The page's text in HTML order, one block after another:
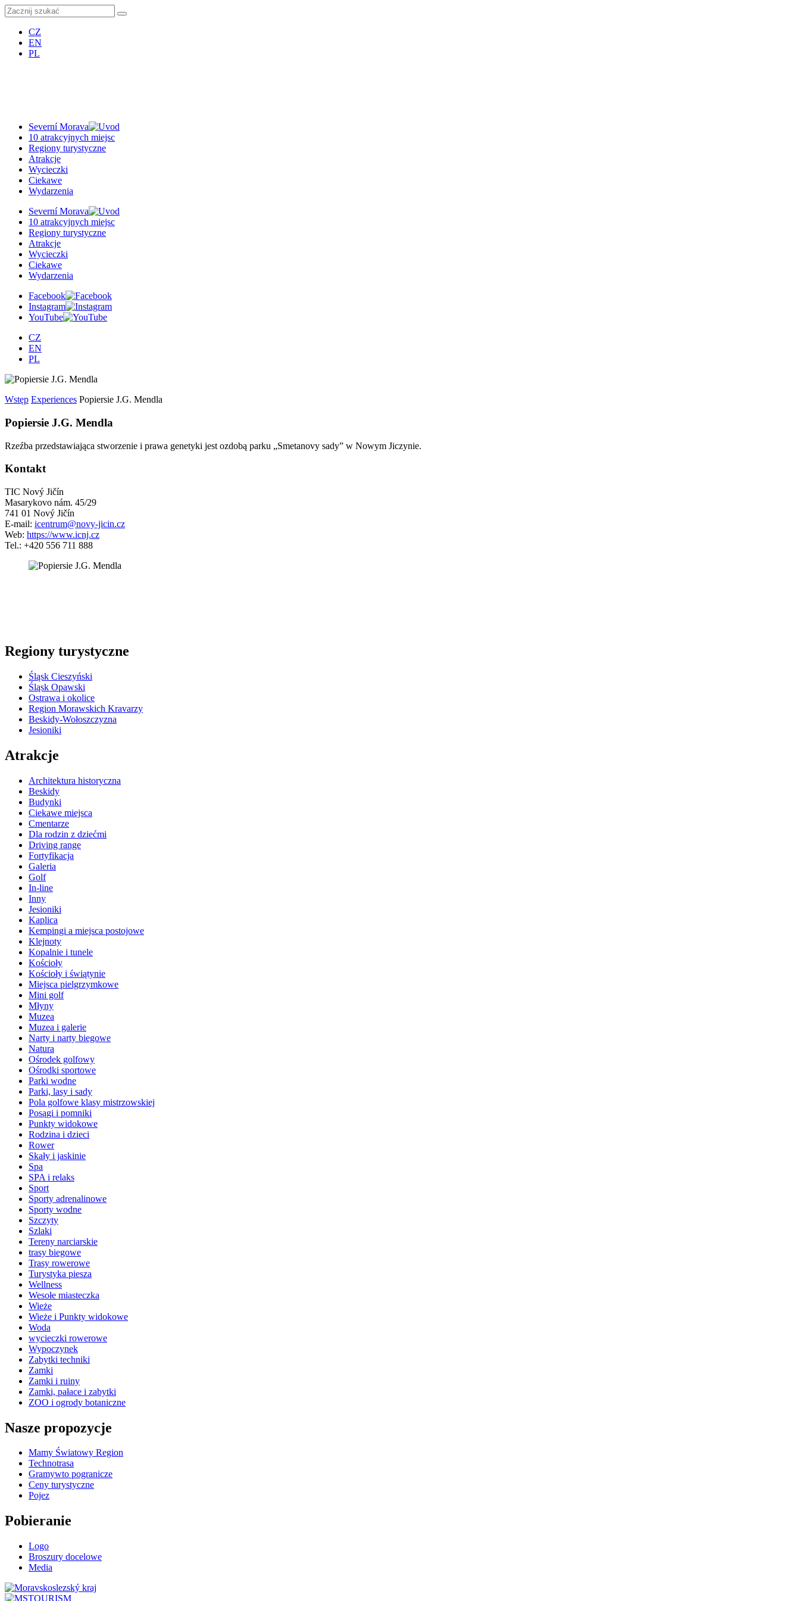
CZ
EN
PL
Severní Morava
10 atrakcyjnych miejsc
Regiony turystyczne
Atrakcje
Wycieczki
Ciekawe
Wydarzenia
Severní Morava
10 atrakcyjnych miejsc
Regiony turystyczne
Atrakcje
Wycieczki
Ciekawe
Wydarzenia
Facebook
Instagram
YouTube
CZ
EN
PL
Wstęp Experiences Popiersie J.G. Mendla
Popiersie J.G. Mendla
Rzeźba przedstawiająca stworzenie i prawa genetyki jest ozdobą parku „Smetanovy sady” w Nowym Jiczynie.
Kontakt
TIC Nový Jičín
Masarykovo nám. 45/29
741 01 Nový Jičín
E-mail: icentrum@novy-jicin.cz
Web: https://www.icnj.cz
Tel.: +420 556 711 888
Regiony turystyczne
Śląsk Cieszyński
Śląsk Opawski
Ostrawa i okolice
Region Morawskich Kravarzy
Beskidy-Wołoszczyzna
Jesioniki
Atrakcje
Architektura historyczna
Beskidy
Budynki
Ciekawe miejsca
Cmentarze
Dla rodzin z dziećmi
Driving range
Fortyfikacja
Galeria
Golf
In-line
Inny
Jesioniki
Kaplica
Kempingi a miejsca postojowe
Klejnoty
Kopalnie i tunele
Kościoły
Kościoły i świątynie
Miejsca pielgrzymkowe
Mini golf
Młyny
Muzea
Muzea i galerie
Narty i narty biegowe
Natura
Ośrodek golfowy
Ośrodki sportowe
Parki wodne
Parki, lasy i sady
Pola golfowe klasy mistrzowskiej
Posągi i pomniki
Punkty widokowe
Rodzina i dzieci
Rower
Skały i jaskinie
Spa
SPA i relaks
Sport
Sporty adrenalinowe
Sporty wodne
Szczyty
Szlaki
Tereny narciarskie
trasy biegowe
Trasy rowerowe
Turystyka piesza
Wellness
Wesołe miasteczka
Wieże
Wieże i Punkty widokowe
Woda
wycieczki rowerowe
Wypoczynek
Zabytki techniki
Zamki
Zamki i ruiny
Zamki, pałace i zabytki
ZOO i ogrody botaniczne
Nasze propozycje
Mamy Światowy Region
Technotrasa
Gramywto pogranicze
Ceny turystyczne
Pojez
Pobieranie
Logo
Broszury docelowe
Media